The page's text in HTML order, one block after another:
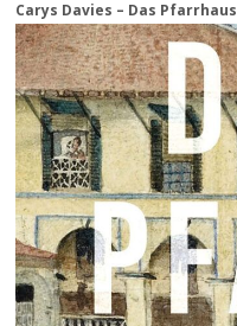
Carys Davies – Das Pfarrhaus